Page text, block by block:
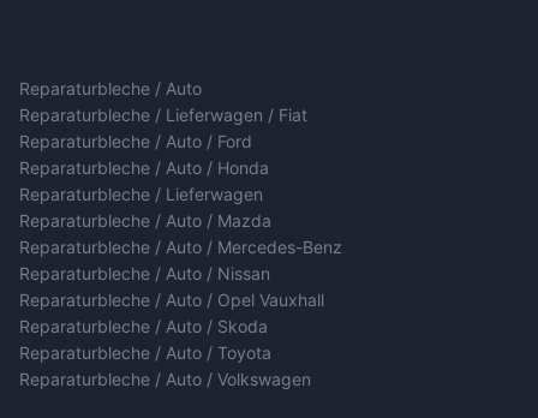
Reparaturbleche / Auto
Reparaturbleche / Lieferwagen / Fiat
Reparaturbleche / Auto / Ford
Reparaturbleche / Auto / Honda
Reparaturbleche / Lieferwagen
Reparaturbleche / Auto / Mazda
Reparaturbleche / Auto / Mercedes-Benz
Reparaturbleche / Auto / Nissan
Reparaturbleche / Auto / Opel Vauxhall
Reparaturbleche / Auto / Skoda
Reparaturbleche / Auto / Toyota
Reparaturbleche / Auto / Volkswagen